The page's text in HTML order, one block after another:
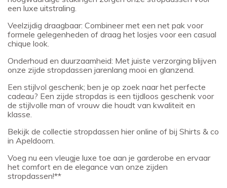
een luxe uitstraling.
Veelzijdig draagbaar: Combineer met een net pak voor
formele gelegenheden of draag het losjes voor een casual
chique look.
Onderhoud en duurzaamheid: Met juiste verzorging blijven
onze zijde stropdassen jarenlang mooi en glanzend.
Een stijlvol geschenk; ben je op zoek naar het perfecte
cadeau? Een zijde stropdas is een tijdloos geschenk voor
de stijlvolle man of vrouw die houdt van kwaliteit en
klasse.
Bekijk de collectie stropdassen hier online of bij Shirts & co
in Apeldoorn.
Voeg nu een vleugje luxe toe aan je garderobe en ervaar
het comfort en de elegance van onze zijden
stropdassen!**